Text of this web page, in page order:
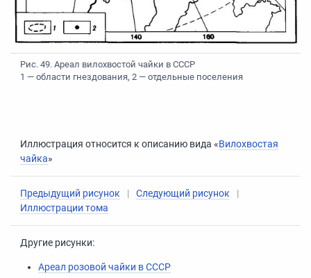
Рис. 49. Ареал вилохвостой чайки в СССР
1 — области гнездования, 2 — отдельные поселения
Иллюстрация относится к описанию вида «Вилохвостая
чайка»
Предыдущий рисунок | Следующий рисунок
|
Иллюстрации тома
Другие рисунки:
Ареал розовой чайки в СССР